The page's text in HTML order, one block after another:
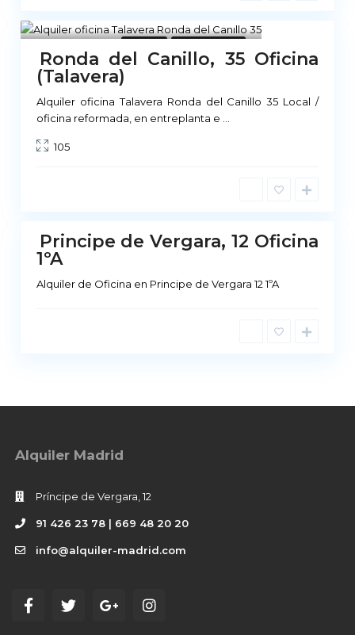
8
Ronda del Canillo, 35 Oficina
(Talavera)
Alquiler oficina Talavera Ronda del Canillo 35 Local /
oficina reformada, en entreplanta e
105
M
d
Principe de Vergara, 12 Oficina
1ºA
Alquiler de Oficina en Principe de Vergara 12 1ºA
Alquiler Madrid
Príncipe de Vergara, 12
91 426 23 78 | 669 48 20 20
info@alquiler-madrid.com